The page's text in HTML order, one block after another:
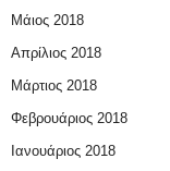
Μάιος 2018
Απρίλιος 2018
Μάρτιος 2018
Φεβρουάριος 2018
Ιανουάριος 2018